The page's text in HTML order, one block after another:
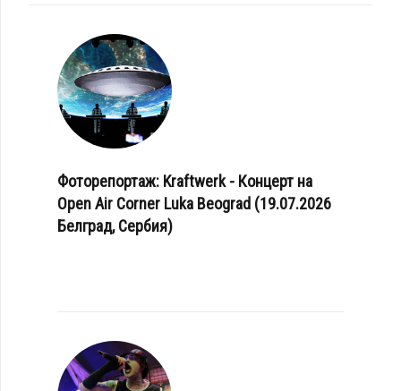
Фоторепортаж: Kraftwerk - Концерт на
Open Air Corner Luka Beograd (19.07.2026
Белград, Сербия)